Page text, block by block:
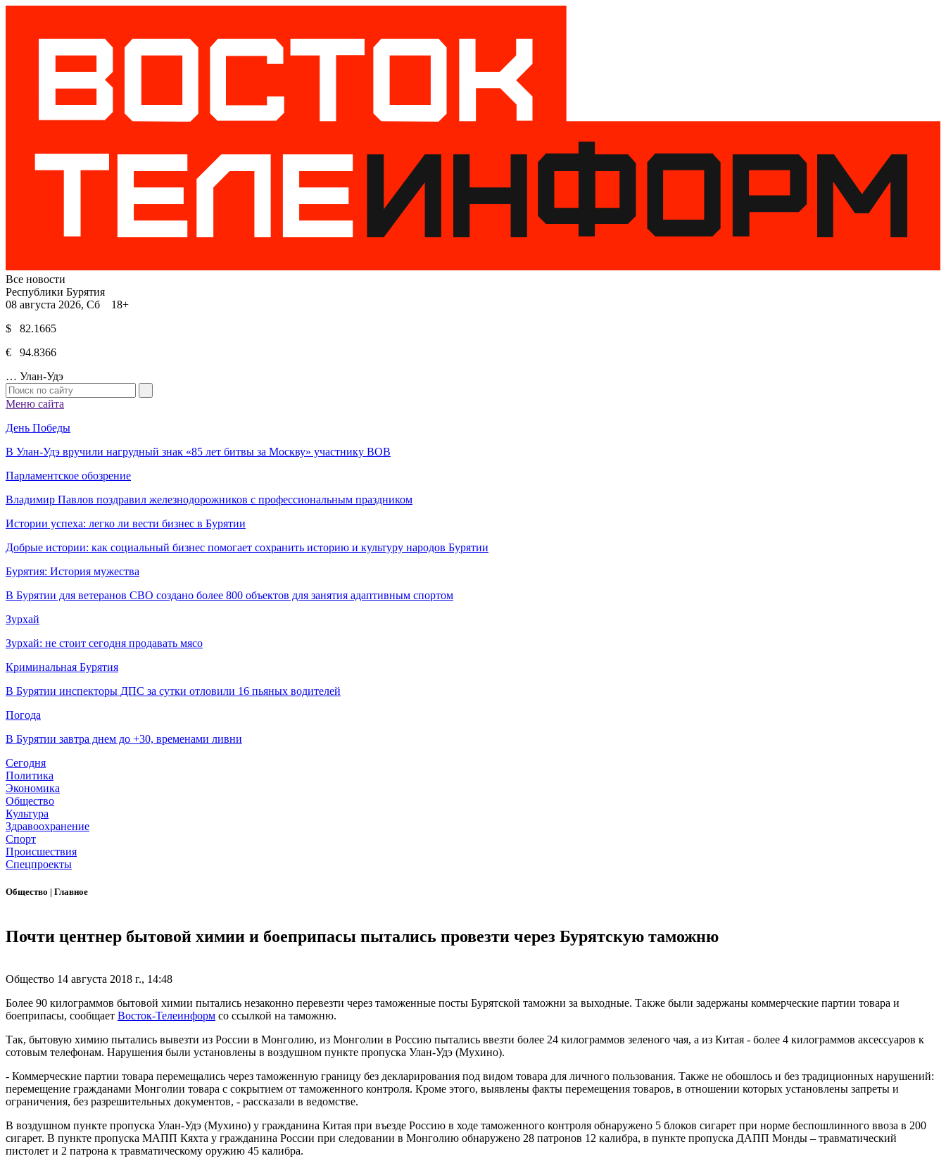
Все новости
Республики Бурятия
08 августа 2026, Сб 18+
$ 82.1665
€ 94.8366
… Улан-Удэ
Меню сайта
День Победы
В Улан-Удэ вручили нагрудный знак «85 лет битвы за Москву» участнику ВОВ
Парламентское обозрение
Владимир Павлов поздравил железнодорожников с профессиональным праздником
Истории успеха: легко ли вести бизнес в Бурятии
Добрые истории: как социальный бизнес помогает сохранить историю и культуру народов Бурятии
Бурятия: История мужества
В Бурятии для ветеранов СВО создано более 800 объектов для занятия адаптивным спортом
Зурхай
Зурхай: не стоит сегодня продавать мясо
Криминальная Бурятия
В Бурятии инспекторы ДПС за сутки отловили 16 пьяных водителей
Погода
В Бурятии завтра днем до +30, временами ливни
Сегодня
Политика
Экономика
Общество
Культура
Здравоохранение
Спорт
Происшествия
Спецпроекты
Общество | Главное
Почти центнер бытовой химии и боеприпасы пытались провезти через Бурятскую таможню
Общество 14 августа 2018 г., 14:48
Более 90 килограммов бытовой химии пытались незаконно перевезти через таможенные посты Бурятской таможни за выходные. Также были задержаны коммерческие партии товара и
боеприпасы, сообщает Восток-Телеинформ со ссылкой на таможню.
Так, бытовую химию пытались вывезти из России в Монголию, из Монголии в Россию пытались ввезти более 24 килограммов зеленого чая, а из Китая - более 4 килограммов аксессуаров к
сотовым телефонам. Нарушения были установлены в воздушном пункте пропуска Улан-Удэ (Мухино).
- Коммерческие партии товара перемещались через таможенную границу без декларирования под видом товара для личного пользования. Также не обошлось и без традиционных нарушений:
перемещение гражданами Монголии товара с сокрытием от таможенного контроля. Кроме этого, выявлены факты перемещения товаров, в отношении которых установлены запреты и
ограничения, без разрешительных документов, - рассказали в ведомстве.
В воздушном пункте пропуска Улан-Удэ (Мухино) у гражданина Китая при въезде Россию в ходе таможенного контроля обнаружено 5 блоков сигарет при норме беспошлинного ввоза в 200
сигарет. В пункте пропуска МАПП Кяхта у гражданина России при следовании в Монголию обнаружено 28 патронов 12 калибра, в пункте пропуска ДАПП Монды – травматический
пистолет и 2 патрона к травматическому оружию 45 калибра.